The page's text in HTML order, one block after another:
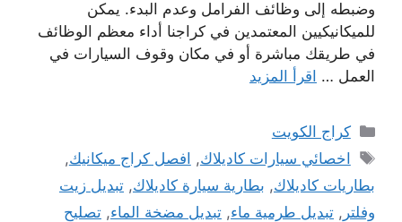
وضبطه إلى وظائف الفرامل وعدم البدء. يمكن
للميكانيكيين المعتمدين في كراجنا أداء معظم الوظائف
في طريقك مباشرة أو في مكان وقوف السيارات في
العمل … اقرأ المزيد
التصنيفات
كراج الكويت
الوسوم
اخصائي سيارات كاديلاك, افصل كراج ميكانيك,
بطاريات كاديلاك, بطارية سيارة كاديلاك, تبديل زيت
وفلتر , تبديل طرمية ماء, تبديل مضخة الماء, تصليح